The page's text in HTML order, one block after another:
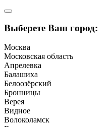
Выберете Ваш город:
Москва
Московская область
Апрелевка
Балашиха
Белоозёрский
Бронницы
Верея
Видное
Волоколамск